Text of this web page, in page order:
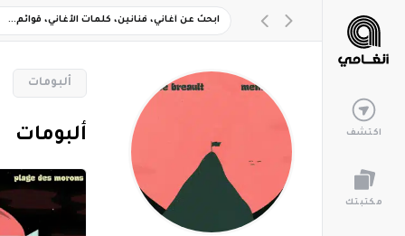
اكتشف
مكتبتك
‏ألبومات
‏ألبومات